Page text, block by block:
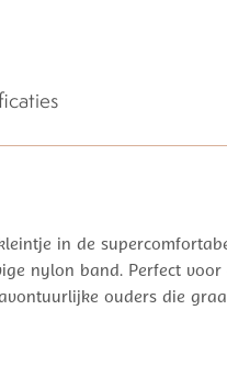
in de
nylon band. Perfect
ouders die